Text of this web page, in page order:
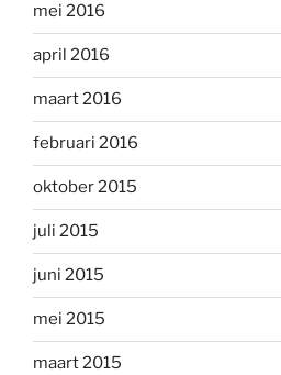
mei 2016
april 2016
maart 2016
februari 2016
oktober 2015
juli 2015
juni 2015
mei 2015
maart 2015